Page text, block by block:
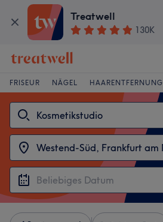
Treatwell
130K
FRISEUR NÄGEL HAARENTFERNUNG